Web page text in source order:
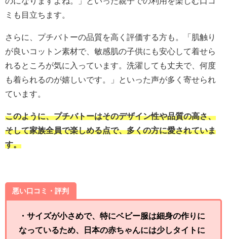
ミも目立ちます。
さらに、プチバトーの品質を高く評価する方も。「肌触り
が良いコットン素材で、敏感肌の子供にも安心して着せら
れるところが気に入っています。洗濯しても丈夫で、何度
も着られるのが嬉しいです。」といった声が多く寄せられ
ています。
このように、プチバトーはそのデザイン性や品質の高さ、
そして家族全員で楽しめる点で、多くの方に愛されていま
す。
悪い口コミ・評判
・サイズが小さめで、特にベビー服は細身の作りに
なっているため、日本の赤ちゃんには少しタイトに